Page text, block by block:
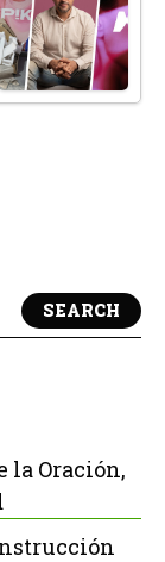
SEARCH
la Oración,